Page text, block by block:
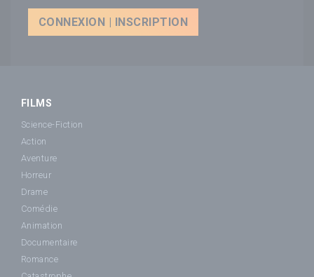
CONNEXION | INSCRIPTION
FILMS
Science-Fiction
Action
Aventure
Horreur
Drame
Comédie
Animation
Documentaire
Romance